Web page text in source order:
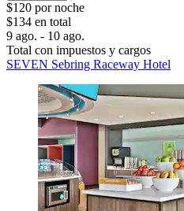
$120 por noche
$134 en total
9 ago. - 10 ago.
Total con impuestos y cargos
SEVEN Sebring Raceway Hotel